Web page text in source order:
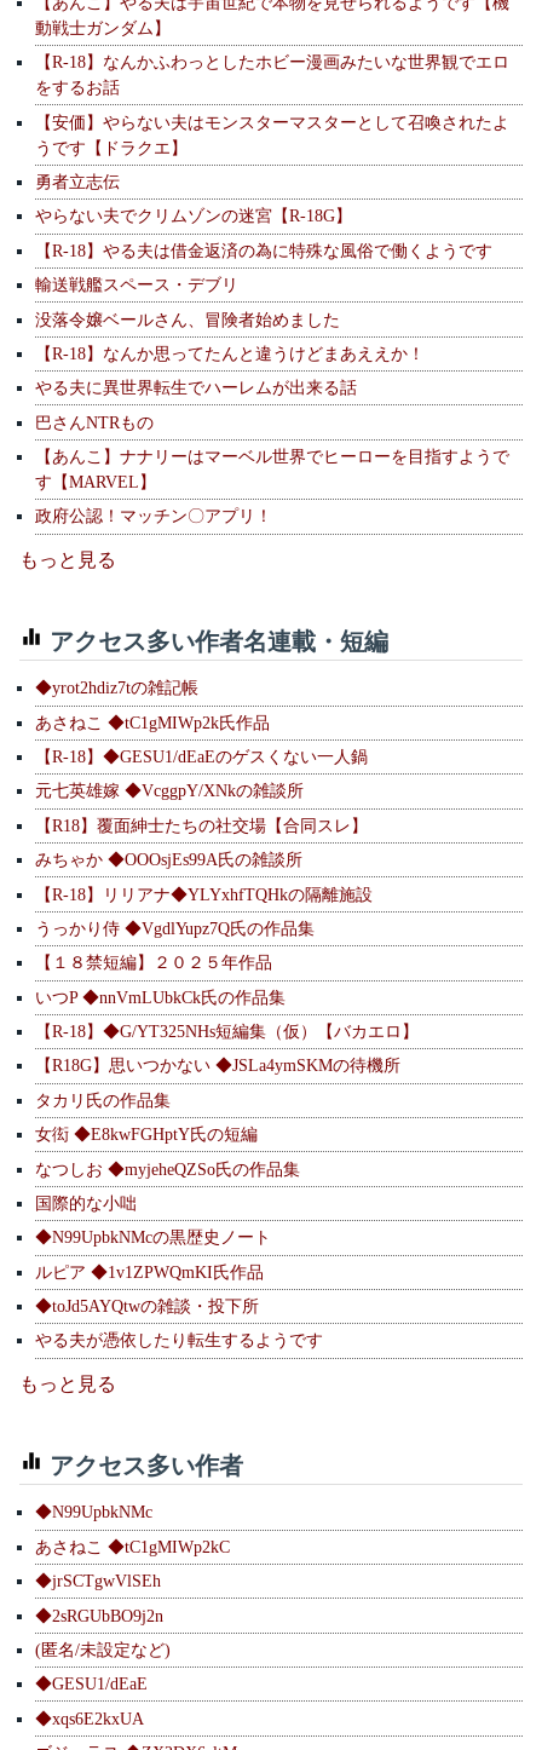
動戦士ガンダム】
【R-18】なんかふわっとしたホビー漫画みたいな世界観でエロ
をするお話
【安価】やらない夫はモンスターマスターとして召喚されたよ
うです【ドラクエ】
勇者立志伝
やらない夫でクリムゾンの迷宮【R-18G】
【R-18】やる夫は借金返済の為に特殊な風俗で働くようです
輸送戦艦スペース・デブリ
没落令嬢ベールさん、冒険者始めました
【R-18】なんか思ってたんと違うけどまあええか！
やる夫に異世界転生でハーレムが出来る話
巴さんNTRもの
【あんこ】ナナリーはマーベル世界でヒーローを目指すようで
す【MARVEL】
政府公認！マッチン〇アプリ！
もっと見る
アクセス多い作者名連載・短編
◆yrot2hdiz7tの雑記帳
あさねこ ◆tC1gMIWp2k氏作品
【R-18】◆GESU1/dEaEのゲスくない一人鍋
元七英雄嫁 ◆VcggpY/XNkの雑談所
【R18】覆面紳士たちの社交場【合同スレ】
みちゃか ◆OOOsjEs99A氏の雑談所
【R-18】リリアナ◆YLYxhfTQHkの隔離施設
うっかり侍 ◆VgdlYupz7Q氏の作品集
【１８禁短編】２０２５年作品
いつP ◆nnVmLUbkCk氏の作品集
【R-18】◆G/YT325NHs短編集（仮）【バカエロ】
【R18G】思いつかない ◆JSLa4ymSKMの待機所
タカリ氏の作品集
女衒 ◆E8kwFGHptY氏の短編
なつしお ◆myjeheQZSo氏の作品集
国際的な小咄
◆N99UpbkNMcの黒歴史ノート
ルピア ◆1v1ZPWQmKI氏作品
◆toJd5AYQtwの雑談・投下所
やる夫が憑依したり転生するようです
もっと見る
アクセス多い作者
◆N99UpbkNMc
あさねこ ◆tC1gMIWp2kC
◆jrSCTgwVlSEh
◆2sRGUbBO9j2n
(匿名/未設定など)
◆GESU1/dEaE
◆xqs6E2kxUA